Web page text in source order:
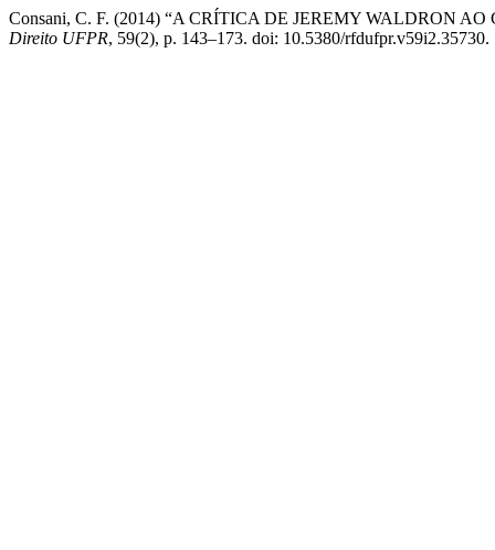
Consani, C. F. (2014) “A CRÍTICA DE JEREMY WALDRON
Direito UFPR, 59(2), p. 143–173. doi: 10.5380/rfdufpr.v59i2.35730.